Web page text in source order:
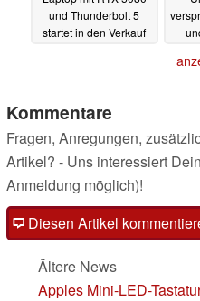
und Thunderbolt 5
startet in den Verkauf
Kommentare
Fragen, Anregungen,
Artikel? - Uns interessiert
Anmeldung möglich)!
Diesen Artikel
Ältere News
Apples Mini-LED-